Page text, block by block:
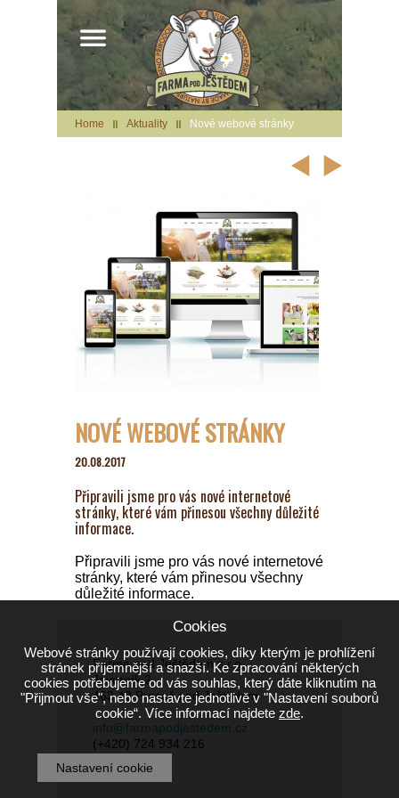
Home Aktuality Nové webové stránky
NOVÉ WEBOVÉ STRÁNKY
20.08.2017
Připravili jsme pro vás nové internetové
stránky, které vám přinesou všechny důležité
informace.
Připravili jsme pro vás nové internetové
stránky, které vám přinesou všechny
důležité informace.
Farma pod Ještědem s.r.o.
Javorník 2
463 43 Proseč pod Ještědem
info@farmapodjestedem.cz
(+420) 724 934 216
Cookies
Webové stránky používají cookies, díky kterým je prohlížení
stránek příjemnější a snazší. Ke zpracování některých
cookies potřebujeme od vás souhlas, který dáte kliknutím na
"Přijmout vše", nebo nastavte jednotlivě v "Nastavení souborů
cookie“. Více informací najdete zde.
Nastavení cookie